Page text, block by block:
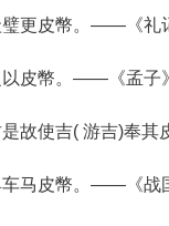
璧更皮幣。——《礼
皮幣。——《孟子》
故使吉( 游吉)奉其
马皮幣。——《战